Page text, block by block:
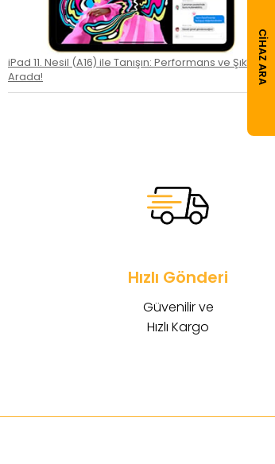
iPad 11. Nesil (A16) ile Tanışın: Performans ve Şıklık Bir
Arada!
Hızlı Gönderi
Güvenilir ve
Hızlı Kargo
CIHAZ ARA